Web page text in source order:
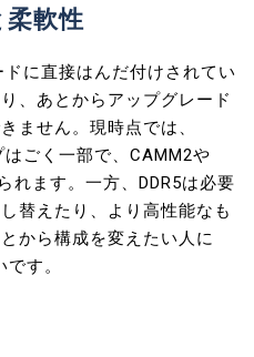
軟性
に直接はんだ付けされてい
、あとからアップグレード
ません。現時点では、
ごく一部で、CAMM2や
れます。一方、DDR5は必要
替えたり、より高性能なも
から構成を変えたい人に
す。